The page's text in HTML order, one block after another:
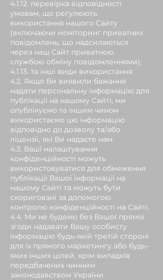
4.1.12. перевірка відповідності
умовам, що регулюють
використання нашого Сайту
(включаючи моніторинг приватних
повідомлень, що надсилаються
через наш Сайт приватною
службою обміну повідомленнями);
4.1.13. та інші види використання
4.2. Якщо Ви виявили бажання
надати персональну інформацію для
публікації на нашому Сайті, ми
опублікуємо та іншим чином
використаємо цю інформацію
відповідно до дозволу та/або
ліцензії, які Ви надаєте нам.
4.3. Ваші налаштування
конфіденційності можуть
використовуватися для обмеження
публікації Вашої інформації на
нашому Сайті та можуть бути
скориговані за допомогою
контролю конфіденційності на Сайті.
4.4. Ми не будемо без Вашої прямої
згоди надавати Вашу особисту
інформацію будь-якій третій стороні
для їх прямого маркетингу або будь-
яких інших цілей, крім випадків
передбачених чинним
законодавством України.